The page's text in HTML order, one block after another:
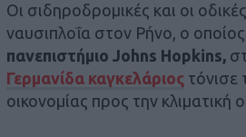
Οι σιδηροδρομικές και οι
ναυσιπλοΐα στον Ρήνο, ο
πανεπιστήμιο Johns Hopkins,
Γερμανίδα καγκελάριος τόνισε
οικονομίας προς την κλιματική